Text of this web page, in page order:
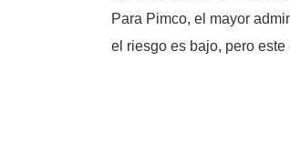
Para Pimco, el mayor
el riesgo es bajo, pero